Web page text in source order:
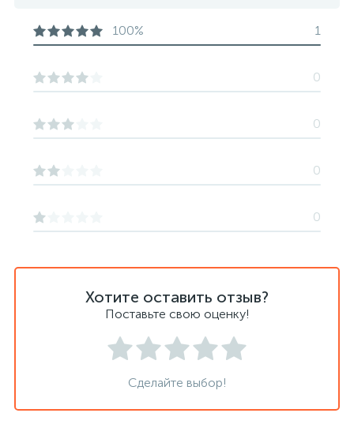
Хотите оставить отзыв?
Поставьте свою оценку!
Сделайте выбор!
100% 1
0
0
0
0